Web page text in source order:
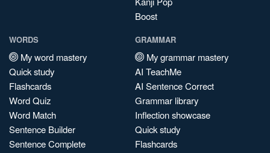
Boost
WORDS
My word mastery
Quick study
Flashcards
Word Quiz
Word Match
Sentence Builder
Sentence Complete
GRAMMAR
My grammar mastery
AI TeachMe
AI Sentence Correct
Grammar library
Inflection showcase
Quick study
Flashcards